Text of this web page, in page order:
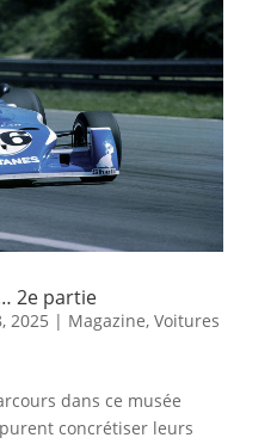
2e partie
2025 | Magazine, Voitures
dans ce musée
concrétiser leurs